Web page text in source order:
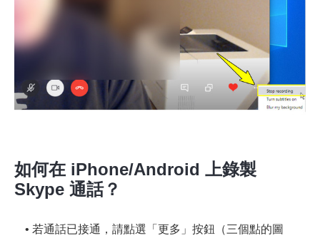
如何在 iPhone/Android 上錄製
Skype 通話？
• 若通話已接通，請點選「更多」按鈕（三個點的圖